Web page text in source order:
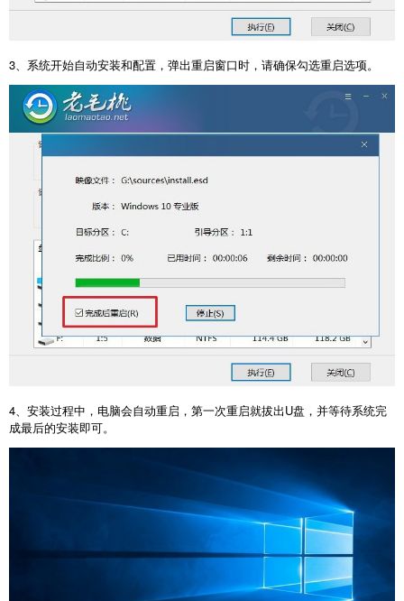
3、系统开始自动安装和配置，弹出重启窗口时，请确保勾选重启选项。
4 、安装过程中，电脑会自动重启，第一次重启就拔出U盘，并等待系统完
成最后的安装即可。